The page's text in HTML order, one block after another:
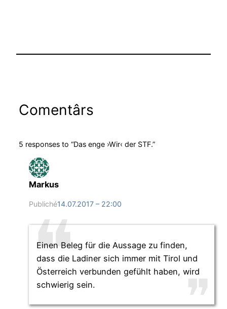
Comentârs
5 responses to “Das enge ›Wir‹ der STF.”
Markus
Publiché14.07.2017 – 22:00
Einen Beleg für die Aussage zu finden,
dass die Ladiner sich immer mit Tirol und
Österreich verbunden gefühlt haben, wird
schwierig sein.